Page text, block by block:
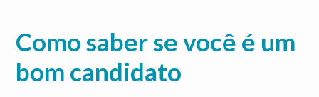
Como saber se você é um
bom candidato